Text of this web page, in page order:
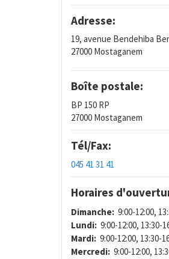
Adresse:
19, avenue Bendehiba
27000 Mostaganem
Boîte postale:
BP 150 RP
27000 Mostaganem
Tél/Fax:
045 41 31 41
Horaires
Dimanche: 9:00-12:00,
Lundi: 9:00-12:00, 13:30-
Mardi: 9:00-12:00, 13:30-
Mercredi: 9:00-12:00,